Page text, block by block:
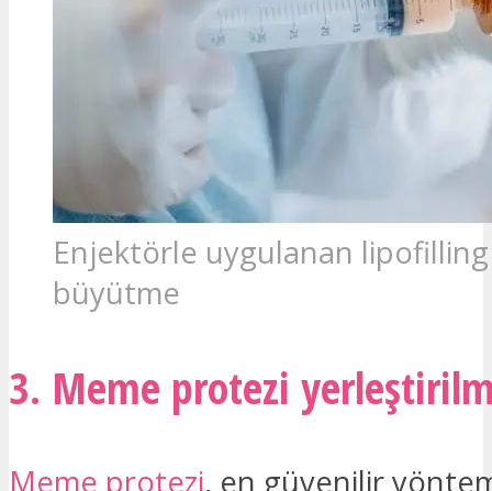
Enjektörle uygulanan
büyütme
3. Meme protezi
Meme protezi, en güvenilir